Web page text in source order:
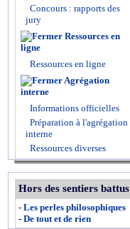
Concours : rapports des
jury
Ressources en
ligne
Ressources en ligne
Agrégation
interne
Informations officielles
Préparation à l'agrégation
interne
Ressources diverses
Hors des sentiers battus
- Les perles philosophiques
- De tout et de rien